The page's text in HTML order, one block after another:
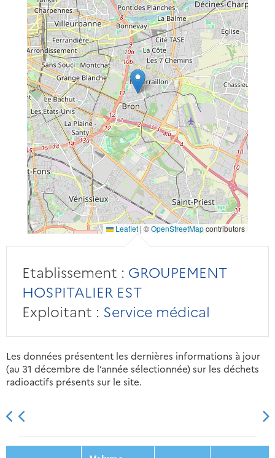
Leaflet | ©OpenStreetMapcontributors
Etablissement : GROUPEMENT
HOSPITALIER EST
Exploitant : Service médical
Les données présentent les dernières informations à jour
(au 31 décembre de l’année sélectionnée) sur les déchets
radioactifs présents sur le site.